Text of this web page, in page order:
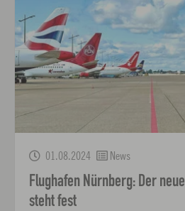
01.08.2024 News
Flughafen Nürnberg: Der
steht fest